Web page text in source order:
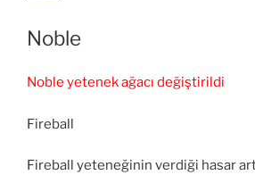
Noble
Noble yetenek ağacı değiştirildi
Fireball
Fireball yeteneğinin verdiği hasar